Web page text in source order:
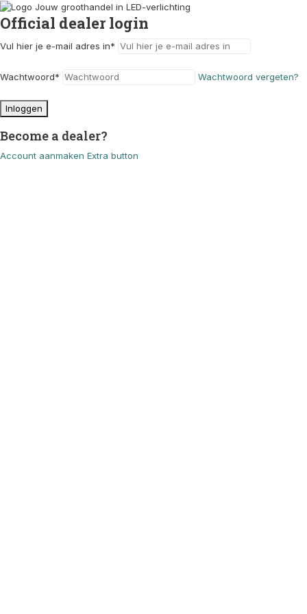
Official dealer login
Vul hier je e-mail adres in*
Wachtwoord* Wachtwoord vergeten?
Inloggen
Become a dealer?
Account aanmaken Extra button